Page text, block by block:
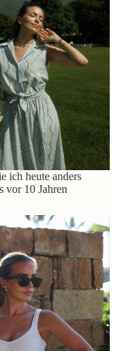
ich heute anders
vor 10 Jahren